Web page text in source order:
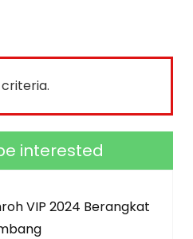
interested
VIP 2024 Berangkat